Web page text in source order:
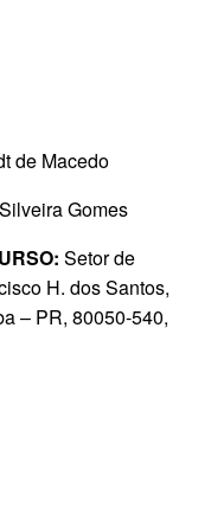
de Macedo
Gomes
Setor de
H. dos Santos,
– PR, 80050-540,